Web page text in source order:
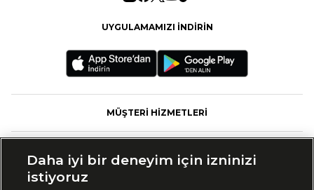
UYGULAMAMIZI İNDİRİN
MÜŞTERİ HİZMETLERİ
Daha iyi bir deneyim için izninizi
istiyoruz